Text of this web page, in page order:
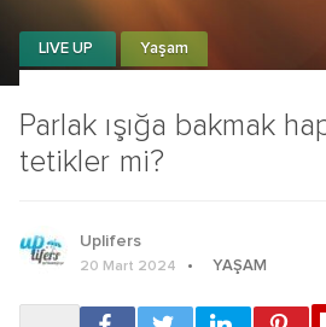
Parlak ışığa bakmak
tetikler mi?
LIVE UP Yaşam
Uplifers
20 Mart 2024 YAŞAM